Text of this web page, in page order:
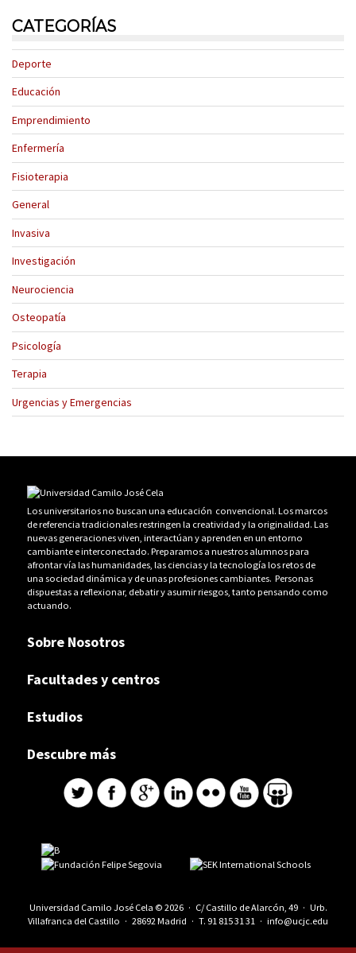
CATEGORÍAS
Deporte
Educación
Emprendimiento
Enfermería
Fisioterapia
General
Invasiva
Investigación
Neurociencia
Osteopatía
Psicología
Terapia
Urgencias y Emergencias
Los universitarios no buscan una educación convencional. Los marcos
de referencia tradicionales restringen la creatividad y la originalidad. Las
nuevas generaciones viven, interactúan y aprenden en un entorno
cambiante e interconectado. Preparamos a nuestros alumnos para
afrontar vía las humanidades, las ciencias y la tecnología los retos de
una sociedad dinámica y de unas profesiones cambiantes. Personas
dispuestas a reflexionar, debatir y asumir riesgos, tanto pensando como
actuando.
Sobre Nosotros
Facultades y centros
Estudios
Descubre más
Universidad Camilo José Cela © 2026 · C/ Castillo de Alarcón, 49 · Urb.
Villafranca del Castillo · 28692 Madrid · T. 91 815 31 31 · info@ucjc.edu